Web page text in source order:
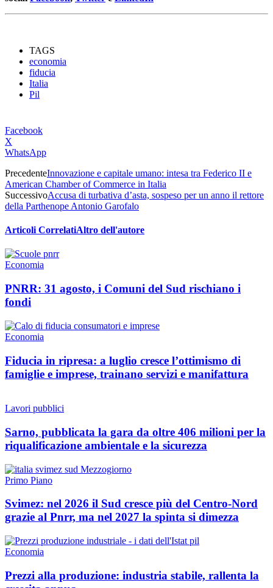
TAGS
economia
fiducia
Italia
Pil
Facebook
X
WhatsApp
PrecedenteInnovazione e capitale umano: intesa tra Federico II e
American Chamber of Commerce in Italia
SuccessivoAccusa di turbativa d’asta, sospeso per un anno il rettore
della Parthenope Antonio Garofalo
Articoli CorrelatiAltro dell'autore
Economia
PNRR: 31 agosto, i Comuni del Sud rischiano i
fondi
Economia
Fiducia in ripresa: a luglio cresce l’ottimismo di
famiglie e imprese, trainano servizi e manifattura
Lavori pubblici
Sarno, pubblicata la gara da oltre 406 milioni per la
riqualificazione ambientale e la sicurezza
Primo Piano
Svimez: nel 2026 il Sud cresce più del Centro-Nord
grazie al Pnrr, ma nel 2027 la spinta si dimezza
Economia
Prezzi alla produzione: industria stabile, rallenta la